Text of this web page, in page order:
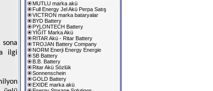
sona
ilgi
MUTLU marka akü
Full Energy Jel Akü Perpa Satış
VICTRON marka bataryalar
BYD Battery
PYLONTECH Battery
YİĞİT Marka Akü
RITAR Akü - Ritar Battery
TROJAN Battery Company
NORM Enerji Energy Energie
SB Battery
B.B. Battery
Ritar Akü Sözlük
Sonnenschein
GOLD Battery
EXIDE marka akü